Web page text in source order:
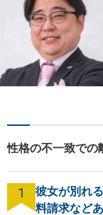
性格の不一致での
1
彼女が別れ
料請求など